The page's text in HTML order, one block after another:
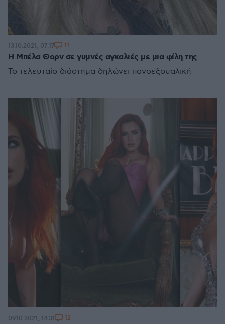
Η Μπέλα Θορν σε γυμνές αγκαλιές με μια φίλη της
Το τελευταίο διάστημα δηλώνει πανσεξουαλική
13.10.2021, 07:17 11
09.10.2021, 14:31 12